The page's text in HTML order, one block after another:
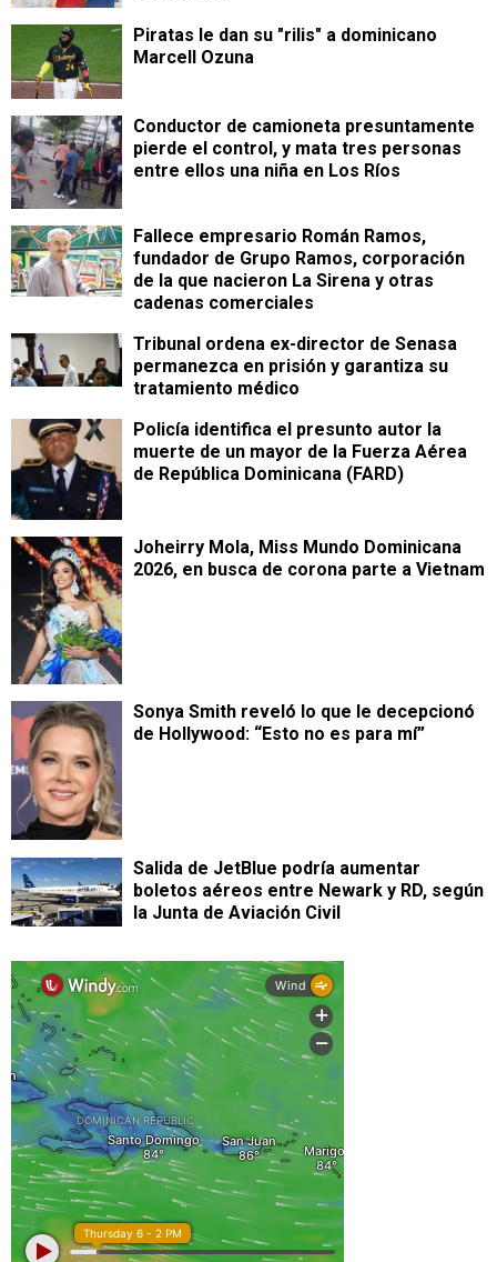
Piratas le dan su "rilis" a dominicano
Marcell Ozuna
Conductor de camioneta presuntamente
pierde el control, y mata tres personas
entre ellos una niña en Los Ríos
Fallece empresario Román Ramos,
fundador de Grupo Ramos, corporación
de la que nacieron La Sirena y otras
cadenas comerciales
Tribunal ordena ex-director de Senasa
permanezca en prisión y garantiza su
tratamiento médico
Policía identifica el presunto autor la
muerte de un mayor de la Fuerza Aérea
de República Dominicana (FARD)
Joheirry Mola, Miss Mundo Dominicana
2026, en busca de corona parte a Vietnam
Sonya Smith reveló lo que le decepcionó
de Hollywood: “Esto no es para mí”
Salida de JetBlue podría aumentar
boletos aéreos entre Newark y RD, según
la Junta de Aviación Civil